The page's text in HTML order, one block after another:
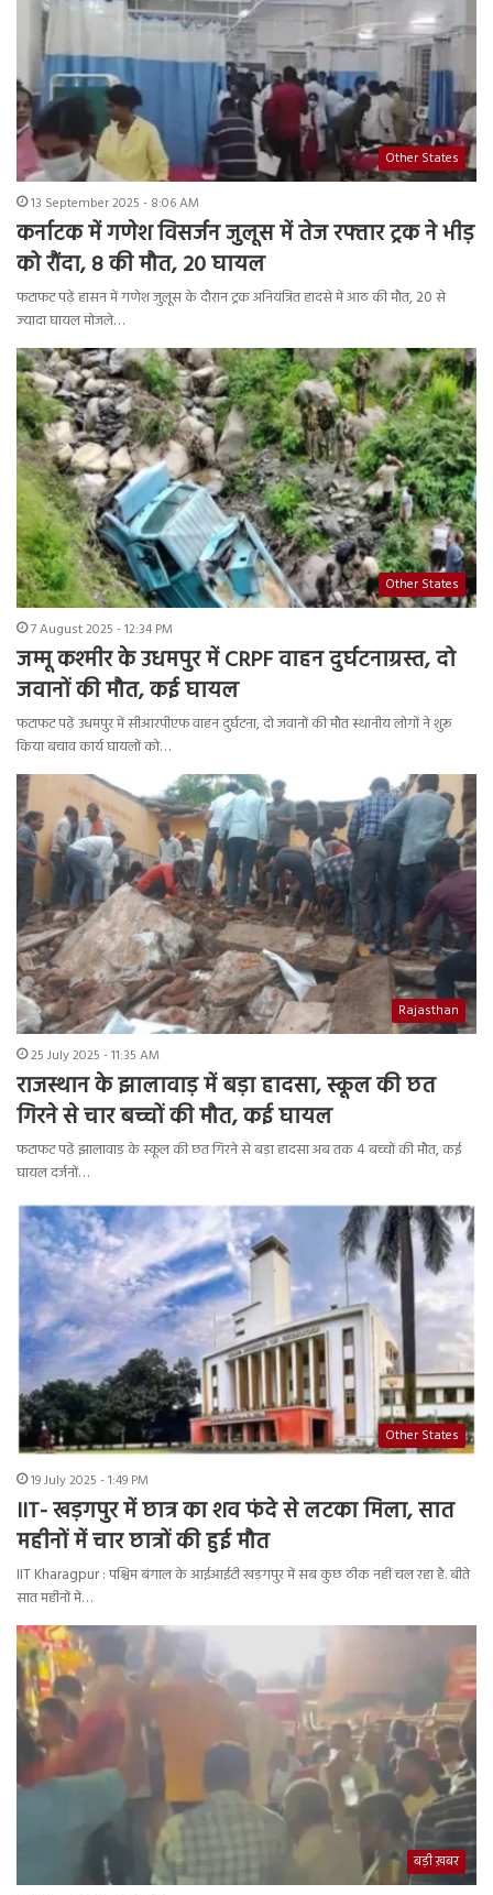
Other States
13 September 2025 - 8:06 AM
कर्नाटक में गणेश विसर्जन जुलूस में तेज रफ्तार ट्रक ने भीड़
को रौंदा, 8 की मौत, 20 घायल
फटाफट पढ़ें हासन में गणेश जुलूस के दौरान ट्रक अनियंत्रित हादसे में आठ की मौत, 20 से
ज्यादा घायल मोजले…
Other States
7 August 2025 - 12:34 PM
जम्मू कश्मीर के उधमपुर में CRPF वाहन दुर्घटनाग्रस्त, दो
जवानों की मौत, कई घायल
फटाफट पढ़ें उधमपुर में सीआरपीएफ वाहन दुर्घटना, दो जवानों की मौत स्थानीय लोगों ने शुरू
किया बचाव कार्य घायलों को…
Rajasthan
25 July 2025 - 11:35 AM
राजस्थान के झालावाड़ में बड़ा हादसा, स्कूल की छत
गिरने से चार बच्चों की मौत, कई घायल
फटाफट पढ़ें झालावाड़ के स्कूल की छत गिरने से बड़ा हादसा अब तक 4 बच्चों की मौत, कई
घायल दर्जनों…
Other States
19 July 2025 - 1:49 PM
IIT- खड़गपुर में छात्र का शव फंदे से लटका मिला, सात
महीनों में चार छात्रों की हुई मौत
IIT Kharagpur : पश्चिम बंगाल के आईआईटी खड़गपुर में सब कुछ ठीक नहीं चल रहा है. बीते
सात महीनों में…
बड़ी ख़बर